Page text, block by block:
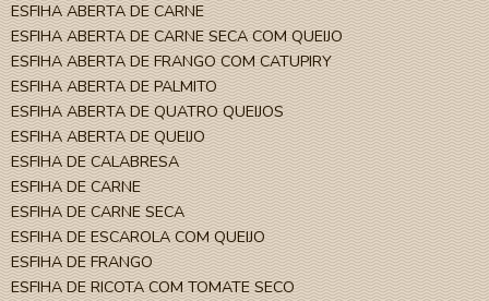
ESFIHA ABERTA DE CARNE
ESFIHA ABERTA DE CARNE SECA COM QUEIJO
ESFIHA ABERTA DE FRANGO COM CATUPIRY
ESFIHA ABERTA DE PALMITO
ESFIHA ABERTA DE QUATRO QUEIJOS
ESFIHA ABERTA DE QUEIJO
ESFIHA DE CALABRESA
ESFIHA DE CARNE
ESFIHA DE CARNE SECA
ESFIHA DE ESCAROLA COM QUEIJO
ESFIHA DE FRANGO
ESFIHA DE RICOTA COM TOMATE SECO